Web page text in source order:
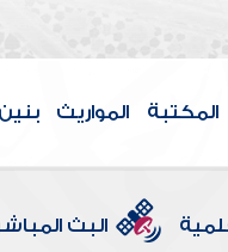
المكتبة المواريث
البث